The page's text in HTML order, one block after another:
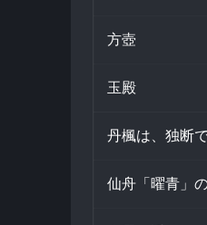
方壺
玉殿
丹楓は、独断
仙舟「曜青」